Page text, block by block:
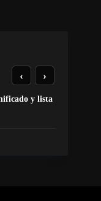
y lista
‹ ›